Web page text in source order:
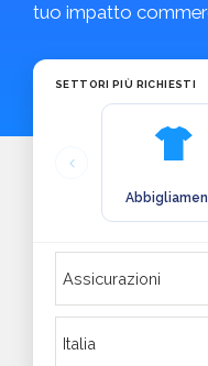
tuo impatto
SETTORI PIÙ RICHIESTI